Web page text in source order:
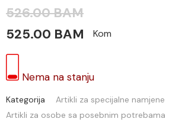
526.00 BAM
525.00 BAM
Kom
Nema na stanju
Kategorija
Artikli za specijalne namjene
Artikli za osobe sa posebnim potrebama